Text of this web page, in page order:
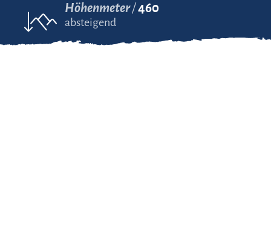
Höhenmeter 460
absteigend